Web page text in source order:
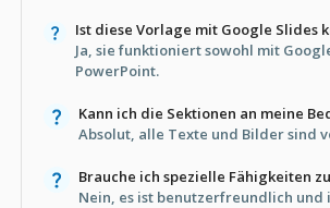
Ist diese Vorlage mit Google Slides
Ja, sie funktioniert sowohl mit
PowerPoint.
Kann ich die Sektionen an meine
Absolut, alle Texte und Bilder sind
Brauche ich spezielle Fähigkeiten
Nein, es ist benutzerfreundlich